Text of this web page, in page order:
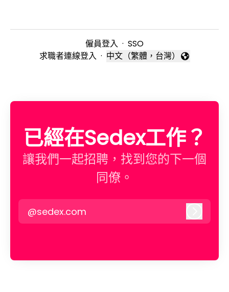
僱員登入 · SSO
求職者連線登入 · 變更語言
中文（繁體，台灣）
已經在Sedex工作？
讓我們一起招聘，找到您的下一個
同僚。
@sedex.com